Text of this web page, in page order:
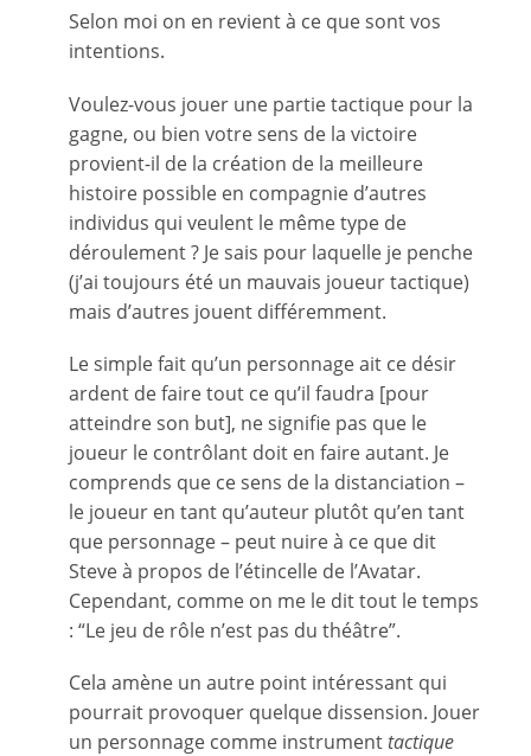
Selon moi on en revient à ce que sont vos
intentions.
Voulez-vous jouer une partie tactique pour la
gagne, ou bien votre sens de la victoire
provient-il de la création de la meilleure
histoire possible en compagnie d’autres
individus qui veulent le même type de
déroulement ? Je sais pour laquelle je penche
(j’ai toujours été un mauvais joueur tactique)
mais d’autres jouent différemment.
Le simple fait qu’un personnage ait ce désir
ardent de faire tout ce qu’il faudra [pour
atteindre son but], ne signifie pas que le
joueur le contrôlant doit en faire autant. Je
comprends que ce sens de la distanciation –
le joueur en tant qu’auteur plutôt qu’en tant
que personnage – peut nuire à ce que dit
Steve à propos de l’étincelle de l’Avatar.
Cependant, comme on me le dit tout le temps
: “Le jeu de rôle n’est pas du théâtre”.
Cela amène un autre point intéressant qui
pourrait provoquer quelque dissension. Jouer
un personnage comme instrumenttactique